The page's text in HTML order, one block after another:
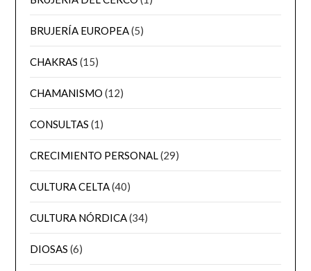
BRUJERÍA EUROPEA(5)
CHAKRAS (15)
CHAMANISMO (12)
CONSULTAS (1)
CRECIMIENTO PERSONAL(29)
CULTURA CELTA(40)
CULTURA NÓRDICA(34)
DIOSAS (6)